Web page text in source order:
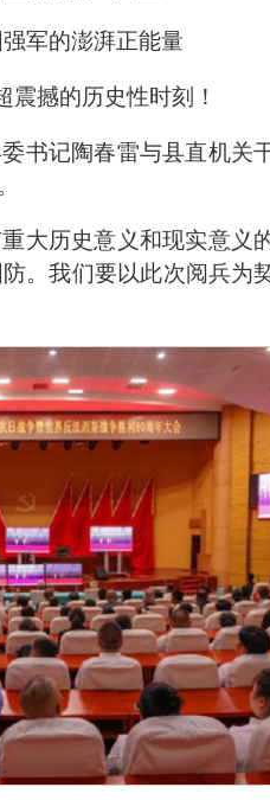
军的澎湃正能量
震撼的历史性时刻！
书记陶春雷与县直机关
大历史意义和现实意义
。我们要以此次阅兵为